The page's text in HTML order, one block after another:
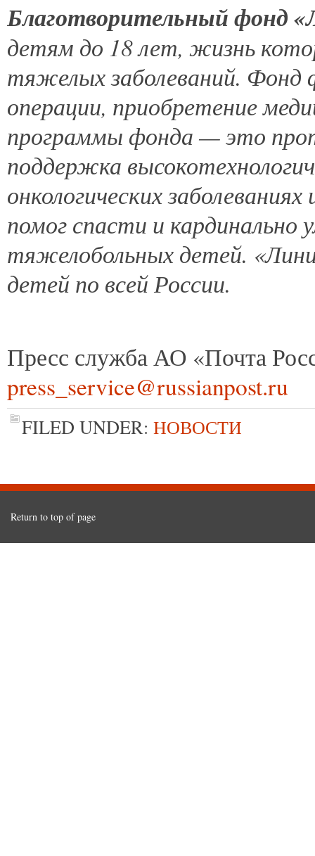
Благотворительный фонд
детям до 18 лет, жизнь
тяжелых заболеваний. Фонд
операции, приобретение
программы фонда — это
поддержка
онкологических
помог спасти и
тяжелобольных детей.
детей по всей России.
Пресс служба АО «Почта
press_service@russianpost.ru
FILED UNDER: НОВОСТИ
Return to top of page